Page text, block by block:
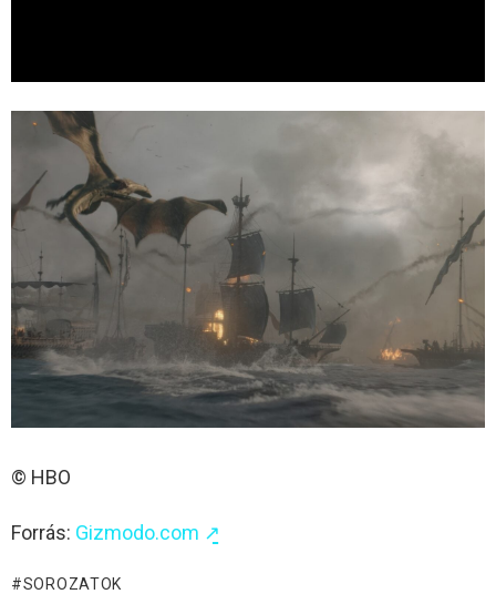
© HBO
Forrás: Gizmodo.com ↗̱
SOROZATOK